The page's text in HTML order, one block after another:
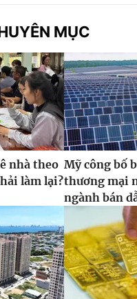
MỤC
nhà theo
làm lại?
Mỹ công bố
thương mại
ngành bán